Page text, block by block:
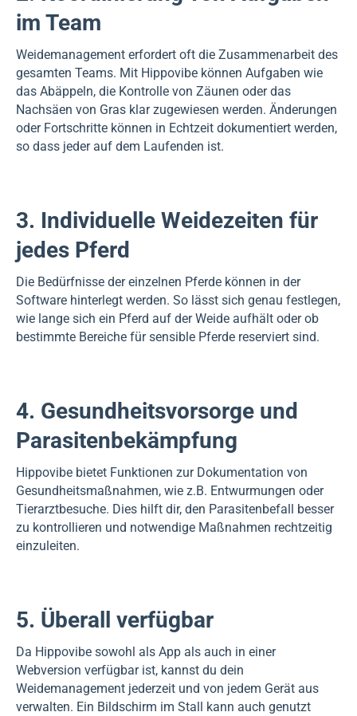
im Team
Weidemanagement erfordert oft die Zusammenarbeit des
gesamten Teams. Mit Hippovibe können Aufgaben wie
das Abäppeln, die Kontrolle von Zäunen oder das
Nachsäen von Gras klar zugewiesen werden. Änderungen
oder Fortschritte können in Echtzeit dokumentiert werden,
so dass jeder auf dem Laufenden ist.
3. Individuelle Weidezeiten für
jedes Pferd
Die Bedürfnisse der einzelnen Pferde können in der
Software hinterlegt werden. So lässt sich genau festlegen,
wie lange sich ein Pferd auf der Weide aufhält oder ob
bestimmte Bereiche für sensible Pferde reserviert sind.
4. Gesundheitsvorsorge und
Parasitenbekämpfung
Hippovibe bietet Funktionen zur Dokumentation von
Gesundheitsmaßnahmen, wie z.B. Entwurmungen oder
Tierarztbesuche. Dies hilft dir, den Parasitenbefall besser
zu kontrollieren und notwendige Maßnahmen rechtzeitig
einzuleiten.
5. Überall verfügbar
Da Hippovibe sowohl als App als auch in einer
Webversion verfügbar ist, kannst du dein
Weidemanagement jederzeit und von jedem Gerät aus
verwalten. Ein Bildschirm im Stall kann auch genutzt